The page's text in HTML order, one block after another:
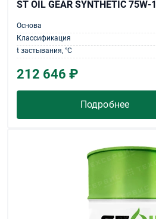
ST OIL GEAR SYNTHETIC 75W-
Основа
Классификация
t застывания, °С
212 646 ₽
Подробнее